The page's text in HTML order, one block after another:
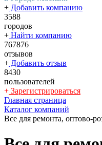
+ Добавить компанию
3588
городов
+ Найти компанию
767876
отзывов
+ Добавить отзыв
8430
пользователей
+ Зарегистрироваться
Главная страница
Каталог компаний
Все для ремонта, оптово-